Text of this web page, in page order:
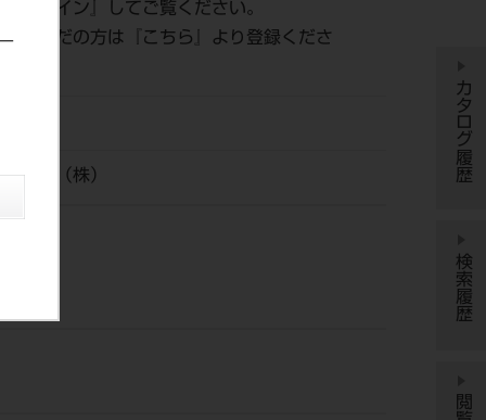
ログイン 』してご覧ください。
がまだの方は『
こちら 』より登録くださ
ロナ（株） カタログ履歴
検索履歴